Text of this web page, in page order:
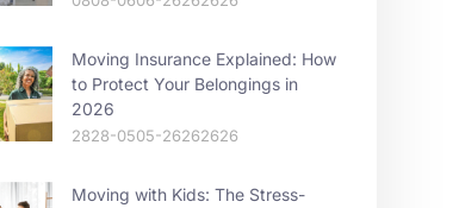
Moving Insurance Explained: How
to Protect Your Belongings in
2026
2828-0505-26262626
Moving with Kids: The Stress-